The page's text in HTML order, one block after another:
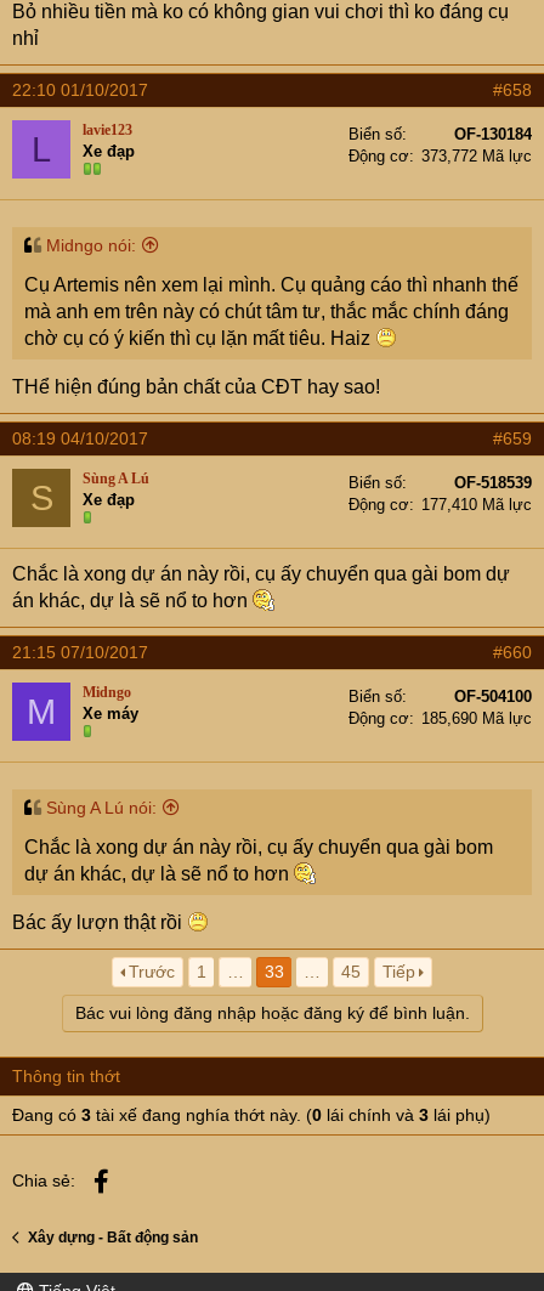
Bỏ nhiều tiền mà ko có không gian vui chơi thì ko đáng cụ
nhỉ
22:10 01/10/2017 #658
L lavie123
Xe đạp
Biển số
OF-130184
Động cơ
373,772 Mã lực
Midngo nói:
Cụ Artemis nên xem lại mình. Cụ quảng cáo thì nhanh thế
mà anh em trên này có chút tâm tư, thắc mắc chính đáng
chờ cụ có ý kiến thì cụ lặn mất tiêu. Haiz
THể hiện đúng bản chất của CĐT hay sao!
08:19 04/10/2017 #659
S Sùng A Lú
Xe đạp
Biển số
OF-518539
Động cơ
177,410 Mã lực
Chắc là xong dự án này rồi, cụ ấy chuyển qua gài bom dự
án khác, dự là sẽ nổ to hơn
21:15 07/10/2017 #660
M Midngo
Xe máy
Biển số
OF-504100
Động cơ
185,690 Mã lực
Sùng A Lú nói:
Chắc là xong dự án này rồi, cụ ấy chuyển qua gài bom
dự án khác, dự là sẽ nổ to hơn
Bác ấy lượn thật rồi
Trước 1 33 45 Tiếp
Bác vui lòng đăng nhập hoặc đăng ký để bình luận.
Thông tin thớt
Đang có 3 tài xế đang nghía thớt này. (0 lái chính và 3 lái phụ)
Chia sẻ:
Xây dựng - Bất động sản